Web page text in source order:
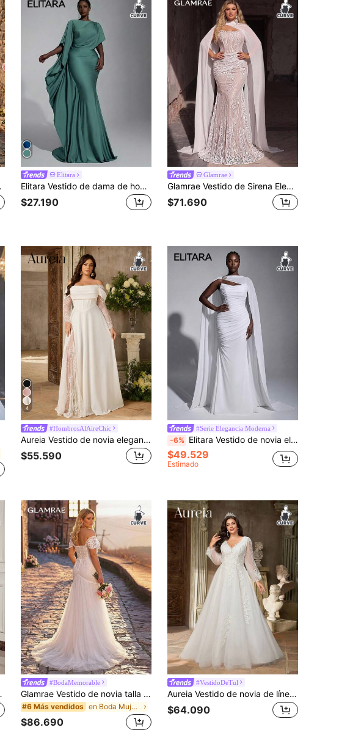
baile de graduación, festival
Elitara
Elitara Vestido de dama de honor elegante y lujoso de satén con mangas con volantes, decoración y bajo de sirena sexy para tallas grandes
$27.190
Glamrae
Glamrae Vestido de Sirena Elegante Lujoso Glamuroso Elástico con Encaje Fruncido Sexy sin Tirantes con Volante Desmontable, Talla Grande, Adecuado para Eventos de Boda, Despedidas de Soltera, Vacaciones, Bailes de Graduación, Banquetes Nocturnos, Vestido de Boda de Luna de Miel
$71.690
4
#HombrosAlAireChic
Aureia Vestido de novia elegante, lujoso y romántico de talla grande con cuello plisado y drapeado, mangas de encaje transparente, parches de encaje y dobladillo en línea A para la novia
$55.590
#Serie Elegancia Moderna
-6% Elitara Vestido de novia elegante y digno de talla grande, color blanco, sin tirantes, con pliegues y cola de pez, con decoración de diamante de imitación lujosos (pieza colgante desmontable del cuello), efecto estilizante para la novia
$49.529
Estimado
desmontable, para el Día de San Valentín
#BodaMemorable
Glamrae Vestido de novia talla grande elegante y lujoso con apliques de encaje bordado, sin tirantes, con ballenas, falda de sirena de tul de doble capa con volantes y cola, apliques de encaje romántico, adecuado para bodas, eventos, despedidas de soltera, vacaciones, bailes, banquetes nocturnos, luna de miel
#6 Más vendidos en Boda Mujeres más boda
$86.690
#VestidoDeTul
Aureia Vestido de novia de línea A sobredimensionado con mangas farol, cuello en V, diseño de aplicaciones lujoso, bordado de lentejuelas y malla elegante, romántico y elegante para talla grande, para el Día de San Valentín
$64.090